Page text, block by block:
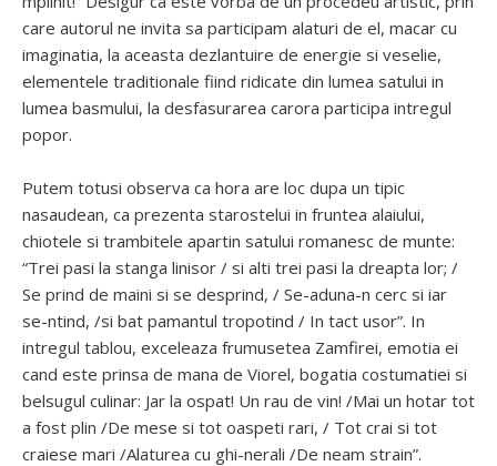
care autorul ne invita sa participam alaturi de el, macar cu
imaginatia, la aceasta dezlantuire de energie si veselie,
elementele traditionale fiind ridicate din lumea satului in
lumea basmului, la desfasurarea carora participa intregul
popor.
Putem totusi observa ca hora are loc dupa un tipic
nasaudean, ca prezenta starostelui in fruntea alaiului,
chiotele si trambitele apartin satului romanesc de munte:
“Trei pasi la stanga linisor / si alti trei pasi la dreapta lor; /
Se prind de maini si se desprind, / Se-aduna-n cerc si iar
se-ntind, /si bat pamantul tropotind / In tact usor”. In
intregul tablou, exceleaza frumusetea Zamfirei, emotia ei
cand este prinsa de mana de Viorel, bogatia costumatiei si
belsugul culinar: Jar la ospat! Un rau de vin! /Mai un hotar tot
a fost plin /De mese si tot oaspeti rari, / Tot crai si tot
craiese mari /Alaturea cu ghi-nerali /De neam strain”.